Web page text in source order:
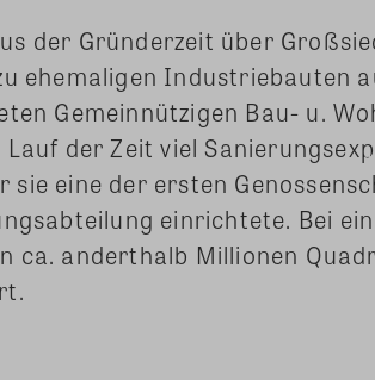
der Gründerzeit über
ehemaligen Industriebauten
Gemeinnützigen Bau- u.
Lauf der Zeit viel
sie eine der ersten
einrichtete. Bei
ca. anderthalb Millionen